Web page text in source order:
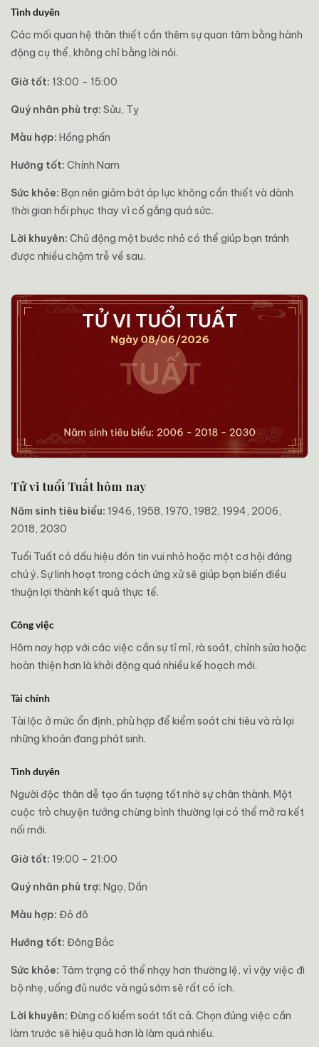
Tình duyên
Các mối quan hệ thân thiết cần thêm sự quan tâm bằng hành
động cụ thể, không chỉ bằng lời nói.
Giờ tốt: 13:00 – 15:00
Quý nhân phù trợ: Sửu, Tỵ
Màu hợp: Hồng phấn
Hướng tốt: Chính Nam
Sức khỏe: Bạn nên giảm bớt áp lực không cần thiết và dành
thời gian hồi phục thay vì cố gắng quá sức.
Lời khuyên: Chủ động một bước nhỏ có thể giúp bạn tránh
được nhiều chậm trễ về sau.
Tử vi tuổi Tuất hôm nay
Năm sinh tiêu biểu: 1946, 1958, 1970, 1982, 1994, 2006,
2018, 2030
Tuổi Tuất có dấu hiệu đón tin vui nhỏ hoặc một cơ hội đáng
chú ý. Sự linh hoạt trong cách ứng xử sẽ giúp bạn biến điều
thuận lợi thành kết quả thực tế.
Công việc
Hôm nay hợp với các việc cần sự tỉ mỉ, rà soát, chỉnh sửa hoặc
hoàn thiện hơn là khởi động quá nhiều kế hoạch mới.
Tài chính
Tài lộc ở mức ổn định, phù hợp để kiểm soát chi tiêu và rà lại
những khoản đang phát sinh.
Tình duyên
Người độc thân dễ tạo ấn tượng tốt nhờ sự chân thành. Một
cuộc trò chuyện tưởng chừng bình thường lại có thể mở ra kết
nối mới.
Giờ tốt: 19:00 – 21:00
Quý nhân phù trợ: Ngọ, Dần
Màu hợp: Đỏ đô
Hướng tốt: Đông Bắc
Sức khỏe: Tâm trạng có thể nhạy hơn thường lệ, vì vậy việc đi
bộ nhẹ, uống đủ nước và ngủ sớm sẽ rất có ích.
Lời khuyên: Đừng cố kiểm soát tất cả. Chọn đúng việc cần
làm trước sẽ hiệu quả hơn là làm quá nhiều.